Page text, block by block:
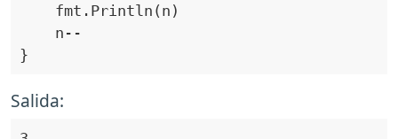
    fmt.
Println
Salida: